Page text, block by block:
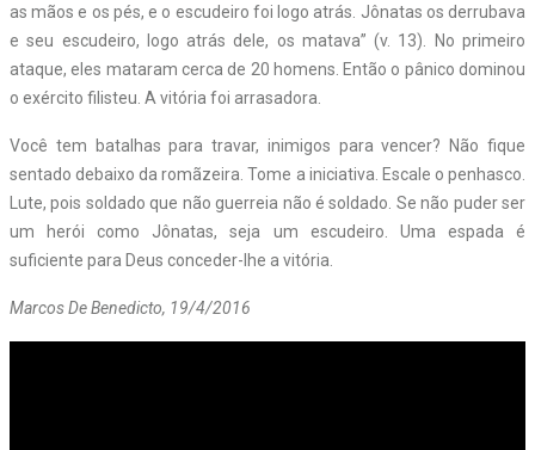
as mãos e os pés, e o escudeiro foi logo atrás. Jônatas os derrubava
e seu escudeiro, logo atrás dele, os matava” (v. 13). No primeiro
ataque, eles mataram cerca de 20 homens. Então o pânico dominou
o exército filisteu. A vitória foi arrasadora.
Você tem batalhas para travar, inimigos para vencer? Não fique
sentado debaixo da romãzeira. Tome a iniciativa. Escale o penhasco.
Lute, pois soldado que não guerreia não é soldado. Se não puder ser
um herói como Jônatas, seja um escudeiro. Uma espada é
suficiente para Deus conceder-lhe a vitória.
Marcos De Benedicto, 19/4/2016